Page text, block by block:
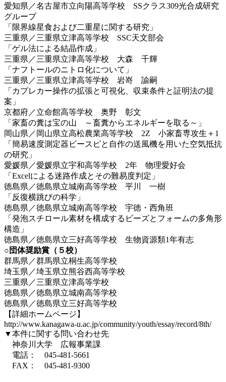
愛知県／名古屋市立向陽高等学校 SSクラス309光合成研究
グループ
「限界線星食および二重星に関する研究」
三重県／三重県立津高等学校 SSC天文部会
「ゲル法による結晶作成」
三重県／三重県立津高等学校 大森 千輝
「ナフトールのニトロ化について」
三重県／三重県立津高等学校 岩嵜 諭嗣
「カプレカー操作の拡張と可視化、収束条件と証明法の提
案」
京都府／立命館高等学校 奥野 彰文
「家畜の糞は宝の山 ～畜糞からエネルギーを取る～」
岡山県／岡山県立高松農業高等学校 2Z 小家畜専攻生＋1
「簡易速度測定器ビースピと自作の送風機を用いた空気抵抗
の研究」
愛媛県／愛媛県立宇和高等学校 2年 物理愛好会
「Excelによる迷路作成とその難易度判定」
徳島県／徳島県立城南高等学校 平川 一樹
「反復横跳びの科学」
徳島県／徳島県立城南高等学校 宇徳・西角班
「発泡スチロール素材を構成するビーズとフォームの多角形
構造」
徳島県／徳島県立三好高等学校 生物資源類1年有志
○団体奨励賞（５校）
群馬県／群馬県立桐生高等学校
埼玉県／埼玉県立熊谷西高等学校
三重県／三重県立津高等学校
徳島県／徳島県立城南高等学校
徳島県／徳島県立三好高等学校
【詳細ホームページ】
http://www.kanagawa-u.ac.jp/community/youth/essay/record/8th/
▼本件に関する問い合わせ先
神奈川大学 広報事業課
電話： 045-481-5661
FAX： 045-481-9300